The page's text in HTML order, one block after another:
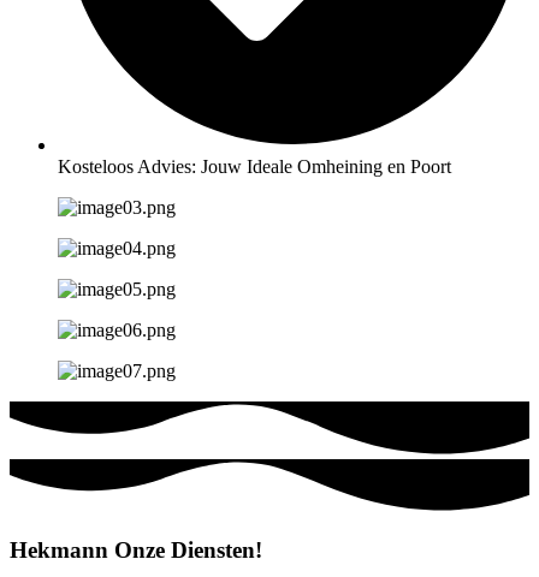
Kosteloos Advies: Jouw Ideale Omheining en Poort
Hekmann Onze Diensten!